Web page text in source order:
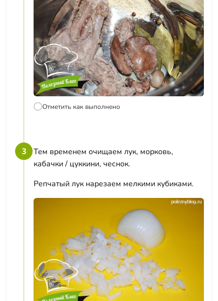
Отметить как выполнено
3
Тем временем очищаем лук, морковь,
кабачки / цуккини, чеснок.
Репчатый лук нарезаем мелкими кубиками.